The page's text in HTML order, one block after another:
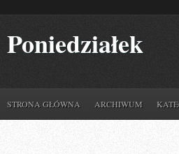
Poniedziałek
STRONA GŁÓWNA ARCHIWUM